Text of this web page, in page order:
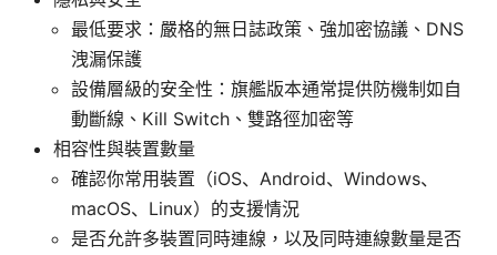
最低要求：嚴格的無日誌政策、強加密協議、DNS
洩漏保護
設備層級的安全性：旗艦版本通常提供防機制如自
動斷線、Kill Switch、雙路徑加密等
相容性與裝置數量
確認你常用裝置（iOS、Android、Windows、
macOS、Linux）的支援情況
是否允許多裝置同時連線，以及同時連線數量是否